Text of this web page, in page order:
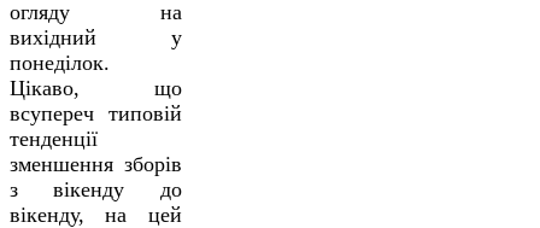
огляду на
вихідний у
понеділок.
Цікаво, що
всупереч типовій
тенденції
зменшення зборів
з вікенду до
вікенду, на цей